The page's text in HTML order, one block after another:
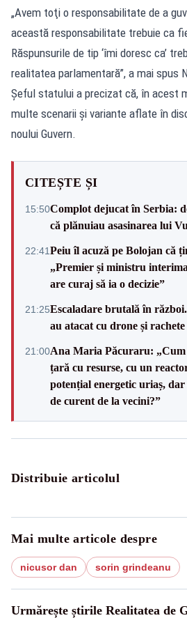
„Avem toţi o responsabilitate de a
această responsabilitate trebuie ca
Răspunsurile de tip ‘îmi doresc ca’
realitatea parlamentară”, a mai spus
Șeful statului a precizat că, în acest
multe scenarii și variante aflate în
noului Guvern.
CITEȘTE ȘI
15:50Complot dejucat în Serbia:
că plănuiau asasinarea lui
22:41Peiu îl acuză pe Bolojan că
„Premier și ministru
are curaj să ia o decizie”
21:25Escaladare brutală în
au atacat cu drone și rachete
21:00Ana Maria Păcuraru:
țară cu resurse, cu un
potențial energetic uriaș,
de curent de la vecini?”
Distribuie articolul
Mai multe articole despre
nicusor dan sorin grindeanu
Urmărește știrile Realitatea de